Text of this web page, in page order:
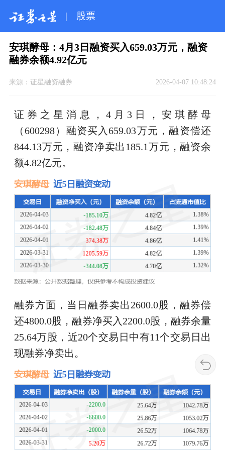
| 股票
安琪酵母：4月3日融资买入659.03万元，融资
融券余额4.92亿元
来源： 证星融资融券 2026-04-07 10:48:24
证券之星消息，4月3日，安琪酵母
（600298）融资买入659.03万元，融资偿还
844.13万元，融资净卖出185.1万元，融资余
额4.82亿元。
融券方面，当日融券卖出2600.0股，融券偿
还4800.0股，融券净买入2200.0股，融券余量
25.64万股，近20个交易日中有11个交易日出
现融券净卖出。